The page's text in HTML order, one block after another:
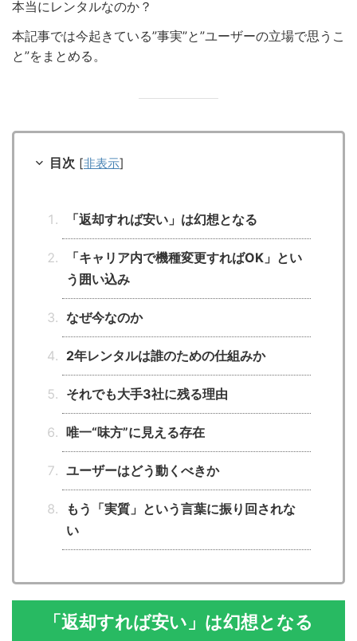
本当にレンタルなのか？
本記事では今起きている”事実”と”ユーザーの立場で思うこ
と”をまとめる。
目次 [非表示]
「返却すれば安い」は幻想となる
「キャリア内で機種変更すればOK」とい
う囲い込み
なぜ今なのか
2年レンタルは誰のための仕組みか
それでも大手3社に残る理由
唯一“味方”に見える存在
ユーザーはどう動くべきか
もう「実質」という言葉に振り回されな
い
「返却すれば安い」は幻想となる